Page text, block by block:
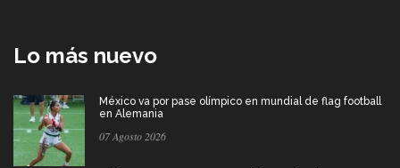
Lo más nuevo
México va por pase olímpico en mundial de flag football
en Alemania
07 Agosto 2026